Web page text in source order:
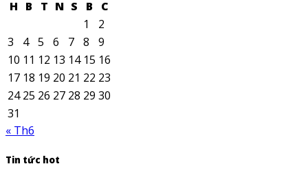
H B T N S B
C
1
2
3
4 5 6 7 8
9
10 11 12 13 14 15 16
17 18 19 20 21 22 23
24 25 26 27 28 29 30
31
« Th6
Tin tức hot